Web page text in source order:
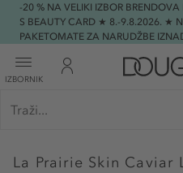
-20 % NA VELIKI IZBOR
S BEAUTY CARD ★ 8.-9.8.2026. ★
PAKETOMATE ZA NARUDŽBE
IZBORNIK
La Prairie Skin Caviar